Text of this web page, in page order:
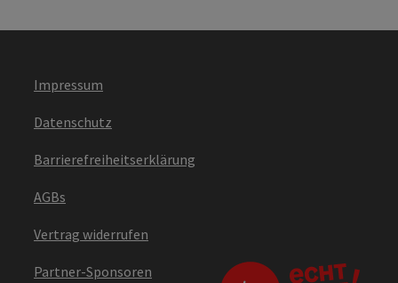
Impressum
Datenschutz
Barrierefreiheitserklärung
AGBs
Vertrag widerrufen
Partner-Sponsoren